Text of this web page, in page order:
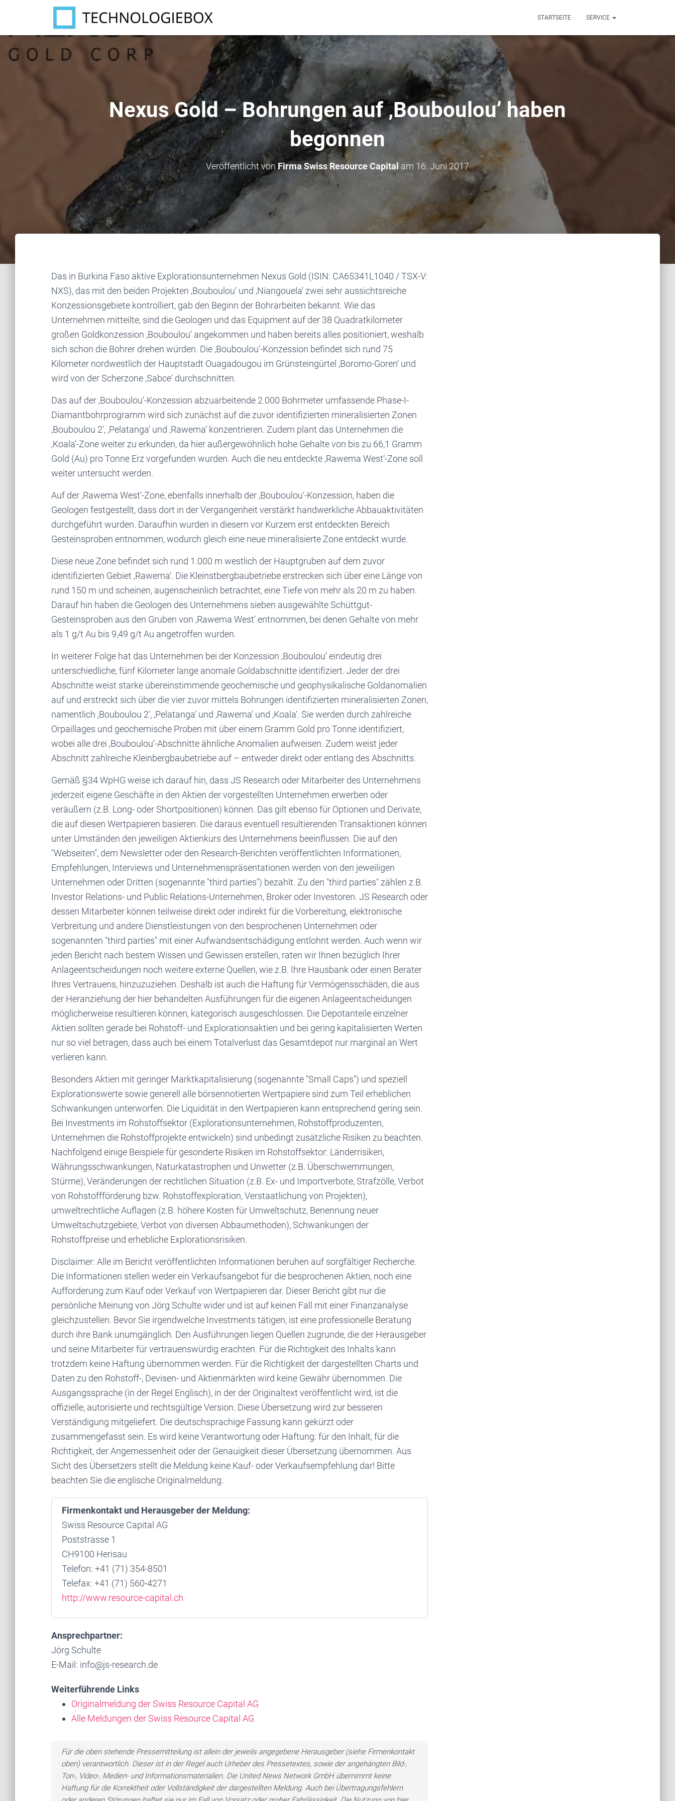
STARTSEITE SERVICE
Nexus Gold – Bohrungen auf ‚Bouboulou’ haben
begonnen
Veröffentlicht vonFirma Swiss Resource Capital am 16. Juni 2017
Das in Burkina Faso aktive Explorationsunternehmen Nexus Gold (ISIN: CA65341L1040 / TSX-V:
NXS), das mit den beiden Projekten ‚Bouboulou‘ und ‚Niangouela‘ zwei sehr aussichtsreiche
Konzessionsgebiete kontrolliert, gab den Beginn der Bohrarbeiten bekannt. Wie das
Unternehmen mitteilte, sind die Geologen und das Equipment auf der 38 Quadratkilometer
großen Goldkonzession ‚Bouboulou‘ angekommen und haben bereits alles positioniert, weshalb
sich schon die Bohrer drehen würden. Die ‚Bouboulou‘-Konzession befindet sich rund 75
Kilometer nordwestlich der Hauptstadt Ouagadougou im Grünsteingürtel ‚Boromo-Goren‘ und
wird von der Scherzone ‚Sabce‘ durchschnitten.
Das auf der ‚Bouboulou‘-Konzession abzuarbeitende 2.000 Bohrmeter umfassende Phase-I-
Diamantbohrprogramm wird sich zunächst auf die zuvor identifizierten mineralisierten Zonen
‚Bouboulou 2′, ‚Pelatanga‘ und ‚Rawema‘ konzentrieren. Zudem plant das Unternehmen die
‚Koala‘-Zone weiter zu erkunden, da hier außergewöhnlich hohe Gehalte von bis zu 66,1 Gramm
Gold (Au) pro Tonne Erz vorgefunden wurden. Auch die neu entdeckte ‚Rawema West‘-Zone soll
weiter untersucht werden.
Auf der ‚Rawema West‘-Zone, ebenfalls innerhalb der ‚Bouboulou‘-Konzession, haben die
Geologen festgestellt, dass dort in der Vergangenheit verstärkt handwerkliche Abbauaktivitäten
durchgeführt wurden. Daraufhin wurden in diesem vor Kurzem erst entdeckten Bereich
Gesteinsproben entnommen, wodurch gleich eine neue mineralisierte Zone entdeckt wurde.
Diese neue Zone befindet sich rund 1.000 m westlich der Hauptgruben auf dem zuvor
identifizierten Gebiet ‚Rawema‘. Die Kleinstbergbaubetriebe erstrecken sich über eine Länge von
rund 150 m und scheinen, augenscheinlich betrachtet, eine Tiefe von mehr als 20 m zu haben.
Darauf hin haben die Geologen des Unternehmens sieben ausgewählte Schüttgut-
Gesteinsproben aus den Gruben von ‚Rawema West‘ entnommen, bei denen Gehalte von mehr
als 1 g/t Au bis 9,49 g/t Au angetroffen wurden.
In weiterer Folge hat das Unternehmen bei der Konzession ‚Bouboulou‘ eindeutig drei
unterschiedliche, fünf Kilometer lange anomale Goldabschnitte identifiziert. Jeder der drei
Abschnitte weist starke übereinstimmende geochemische und geophysikalische Goldanomalien
auf und erstreckt sich über die vier zuvor mittels Bohrungen identifizierten mineralisierten Zonen,
namentlich ‚Bouboulou 2′, ‚Pelatanga‘ und ‚Rawema‘ und ‚Koala‘. Sie werden durch zahlreiche
Orpaillages und geochemische Proben mit über einem Gramm Gold pro Tonne identifiziert,
wobei alle drei ‚Bouboulou‘-Abschnitte ähnliche Anomalien aufweisen. Zudem weist jeder
Abschnitt zahlreiche Kleinbergbaubetriebe auf – entweder direkt oder entlang des Abschnitts.
Gemäß §34 WpHG weise ich darauf hin, dass JS Research oder Mitarbeiter des Unternehmens
jederzeit eigene Geschäfte in den Aktien der vorgestellten Unternehmen erwerben oder
veräußern (z.B. Long- oder Shortpositionen) können. Das gilt ebenso für Optionen und Derivate,
die auf diesen Wertpapieren basieren. Die daraus eventuell resultierenden Transaktionen können
unter Umständen den jeweiligen Aktienkurs des Unternehmens beeinflussen. Die auf den
"Webseiten", dem Newsletter oder den Research-Berichten veröffentlichten Informationen,
Empfehlungen, Interviews und Unternehmenspräsentationen werden von den jeweiligen
Unternehmen oder Dritten (sogenannte "third parties") bezahlt. Zu den "third parties" zählen z.B.
Investor Relations- und Public Relations-Unternehmen, Broker oder Investoren. JS Research oder
dessen Mitarbeiter können teilweise direkt oder indirekt für die Vorbereitung, elektronische
Verbreitung und andere Dienstleistungen von den besprochenen Unternehmen oder
sogenannten "third parties" mit einer Aufwandsentschädigung entlohnt werden. Auch wenn wir
jeden Bericht nach bestem Wissen und Gewissen erstellen, raten wir Ihnen bezüglich Ihrer
Anlageentscheidungen noch weitere externe Quellen, wie z.B. Ihre Hausbank oder einen Berater
Ihres Vertrauens, hinzuzuziehen. Deshalb ist auch die Haftung für Vermögensschäden, die aus
der Heranziehung der hier behandelten Ausführungen für die eigenen Anlageentscheidungen
möglicherweise resultieren können, kategorisch ausgeschlossen. Die Depotanteile einzelner
Aktien sollten gerade bei Rohstoff- und Explorationsaktien und bei gering kapitalisierten Werten
nur so viel betragen, dass auch bei einem Totalverlust das Gesamtdepot nur marginal an Wert
verlieren kann.
Besonders Aktien mit geringer Marktkapitalisierung (sogenannte "Small Caps") und speziell
Explorationswerte sowie generell alle börsennotierten Wertpapiere sind zum Teil erheblichen
Schwankungen unterworfen. Die Liquidität in den Wertpapieren kann entsprechend gering sein.
Bei Investments im Rohstoffsektor (Explorationsunternehmen, Rohstoffproduzenten,
Unternehmen die Rohstoffprojekte entwickeln) sind unbedingt zusätzliche Risiken zu beachten.
Nachfolgend einige Beispiele für gesonderte Risiken im Rohstoffsektor: Länderrisiken,
Währungsschwankungen, Naturkatastrophen und Unwetter (z.B. Überschwemmungen,
Stürme), Veränderungen der rechtlichen Situation (z.B. Ex- und Importverbote, Strafzölle, Verbot
von Rohstoffförderung bzw. Rohstoffexploration, Verstaatlichung von Projekten),
umweltrechtliche Auflagen (z.B. höhere Kosten für Umweltschutz, Benennung neuer
Umweltschutzgebiete, Verbot von diversen Abbaumethoden), Schwankungen der
Rohstoffpreise und erhebliche Explorationsrisiken.
Disclaimer: Alle im Bericht veröffentlichten Informationen beruhen auf sorgfältiger Recherche.
Die Informationen stellen weder ein Verkaufsangebot für die besprochenen Aktien, noch eine
Aufforderung zum Kauf oder Verkauf von Wertpapieren dar. Dieser Bericht gibt nur die
persönliche Meinung von Jörg Schulte wider und ist auf keinen Fall mit einer Finanzanalyse
gleichzustellen. Bevor Sie irgendwelche Investments tätigen, ist eine professionelle Beratung
durch ihre Bank unumgänglich. Den Ausführungen liegen Quellen zugrunde, die der Herausgeber
und seine Mitarbeiter für vertrauenswürdig erachten. Für die Richtigkeit des Inhalts kann
trotzdem keine Haftung übernommen werden. Für die Richtigkeit der dargestellten Charts und
Daten zu den Rohstoff-, Devisen- und Aktienmärkten wird keine Gewähr übernommen. Die
Ausgangssprache (in der Regel Englisch), in der der Originaltext veröffentlicht wird, ist die
offizielle, autorisierte und rechtsgültige Version. Diese Übersetzung wird zur besseren
Verständigung mitgeliefert. Die deutschsprachige Fassung kann gekürzt oder
zusammengefasst sein. Es wird keine Verantwortung oder Haftung: für den Inhalt, für die
Richtigkeit, der Angemessenheit oder der Genauigkeit dieser Übersetzung übernommen. Aus
Sicht des Übersetzers stellt die Meldung keine Kauf- oder Verkaufsempfehlung dar! Bitte
beachten Sie die englische Originalmeldung.
Firmenkontakt und Herausgeber der Meldung:
Swiss Resource Capital AG
Poststrasse 1
CH9100 Herisau
Telefon: +41 (71) 354-8501
Telefax: +41 (71) 560-4271
http://www.resource-capital.ch
Ansprechpartner:
Jörg Schulte
E-Mail: info@js-research.de
Weiterführende Links
Originalmeldung der Swiss Resource Capital AG
Alle Meldungen der Swiss Resource Capital AG
Für die oben stehende Pressemitteilung ist allein der jeweils angegebene Herausgeber (siehe Firmenkontakt
oben) verantwortlich. Dieser ist in der Regel auch Urheber des Pressetextes, sowie der angehängten Bild-,
Ton-, Video-, Medien- und Informationsmaterialien. Die United News Network GmbH übernimmt keine
Haftung für die Korrektheit oder Vollständigkeit der dargestellten Meldung. Auch bei Übertragungsfehlern